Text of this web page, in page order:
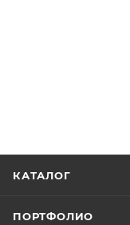
КАТАЛОГ
ПОРТФОЛИО